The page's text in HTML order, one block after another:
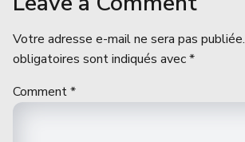
Votre adresse e-mail ne sera pas publiée.
obligatoires sont indiqués avec*
Comment*